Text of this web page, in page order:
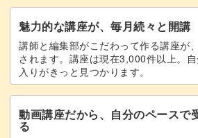
たくさん知識を得ながらも、小さい
成できるのが魅力です◎
細かい部分もありますが、初心者さ
う丁寧に説明していますのでご安心く
魅力的な講座が、毎月続々と開講
講師と編集部がこだわって作る講座が
されます。講座は現在3,000件以上。
入りがきっと見つかります。
動画講座だから、自分のペースで
る